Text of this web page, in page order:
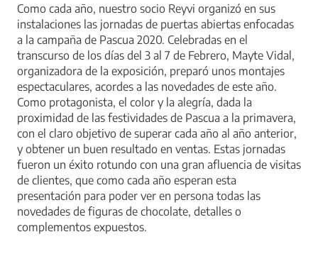
Como cada año, nuestro socio Reyvi organizó en sus
instalaciones las jornadas de puertas abiertas enfocadas
a la campaña de Pascua 2020. Celebradas en el
transcurso de los días del 3 al 7 de Febrero, Mayte Vidal,
organizadora de la exposición, preparó unos montajes
espectaculares, acordes a las novedades de este año.
Como protagonista, el color y la alegría, dada la
proximidad de las festividades de Pascua a la primavera,
con el claro objetivo de superar cada año al año anterior,
y obtener un buen resultado en ventas. Estas jornadas
fueron un éxito rotundo con una gran afluencia de visitas
de clientes, que como cada año esperan esta
presentación para poder ver en persona todas las
novedades de figuras de chocolate, detalles o
complementos expuestos.